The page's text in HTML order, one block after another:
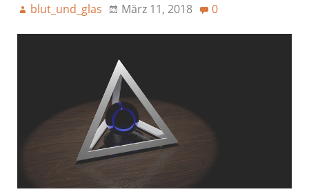
blut_und_glas März 11, 2018 0